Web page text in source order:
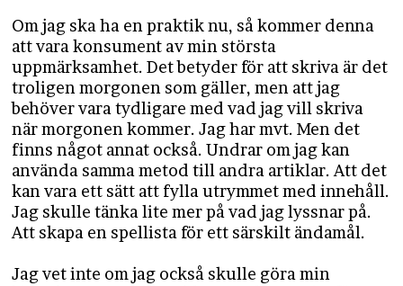
Om jag ska ha en praktik nu, så kommer denna
att vara konsument av min största
uppmärksamhet. Det betyder för att skriva är det
troligen morgonen som gäller, men att jag
behöver vara tydligare med vad jag vill skriva
när morgonen kommer. Jag har mvt. Men det
finns något annat också. Undrar om jag kan
använda samma metod till andra artiklar. Att det
kan vara ett sätt att fylla utrymmet med innehåll.
Jag skulle tänka lite mer på vad jag lyssnar på.
Att skapa en spellista för ett särskilt ändamål.
Jag vet inte om jag också skulle göra min